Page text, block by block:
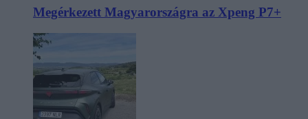
Megérkezett Magyarországra az Xpeng P7+